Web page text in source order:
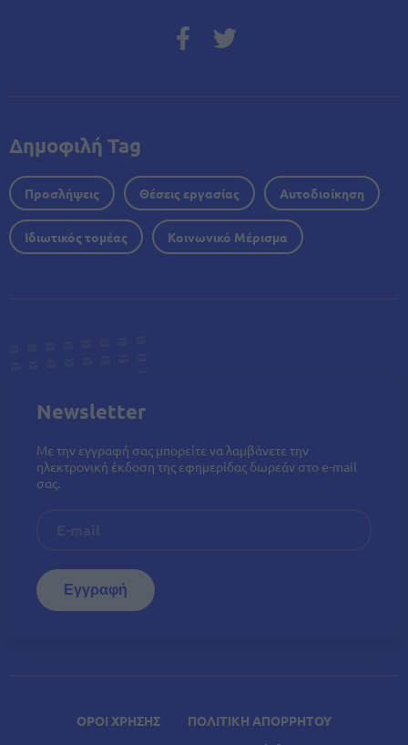
ΟΡΟΙ ΧΡΗΣΗΣ
ΠΟΛΙΤΙΚΗ ΑΠΟΡΡΗΤΟΥ
Δημοφιλή Tag
Προσλήψεις Θέσεις εργασίας Αυτοδιοίκηση
Ιδιωτικός τομέας Κοινωνικό Μέρισμα
Newsletter
Με την εγγραφή σας μπορείτε να λαμβάνετε την
ηλεκτρονική έκδοση της εφημερίδας δωρεάν στο e-mail
σας.